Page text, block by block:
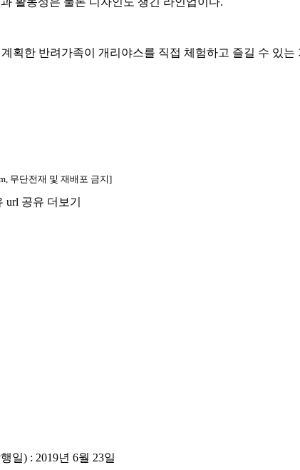
획한 반려가족이 개리야스를 직접 체험하고 즐길 수 있
무단전재 및 재배포 금지]
url 공유 더보기
일) : 2019년 6월 23일